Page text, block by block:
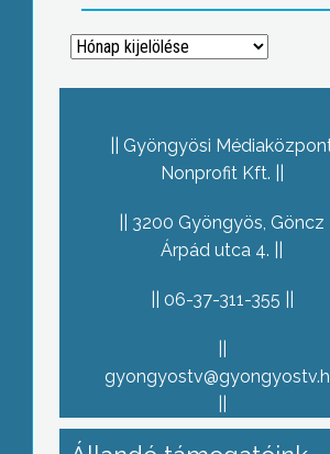
Archívum
Gyöngyösi
Nonprofit Kft.
3200 Gyöngyös, Göncz
Árpád utca 4.
06-37-311-355